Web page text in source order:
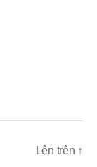
Lên trên ↑